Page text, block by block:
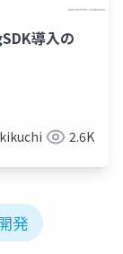
導入の
2.6K
発